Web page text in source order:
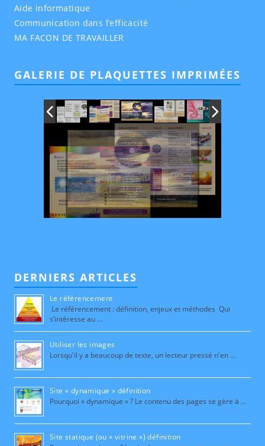
Aide informatique
Communication dans l’efficacité
MA FACON DE TRAVAILLER
GALERIE DE PLAQUETTES IMPRIMÉES
DERNIERS ARTICLES
Le référencement
Le référencement : définition, enjeux et méthodes Qui
s’intéresse au …
Utiliser les images
Lorsqu'il y a beaucoup de texte, un lecteur pressé n'en …
Site « dynamique » définition
Pourquoi « dynamique » ? Le contenu des pages se gère à …
Site statique (ou « vitrine ») définition